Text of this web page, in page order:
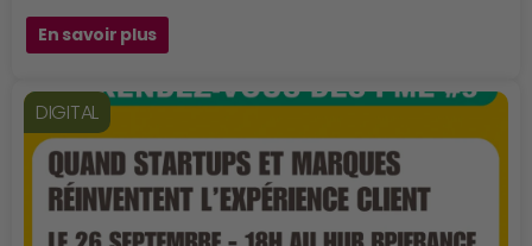
En savoir plus
DIGITAL